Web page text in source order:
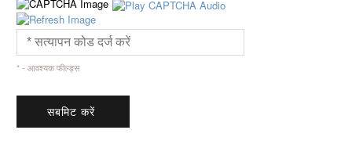
* - आवश्यक फील्ड्स